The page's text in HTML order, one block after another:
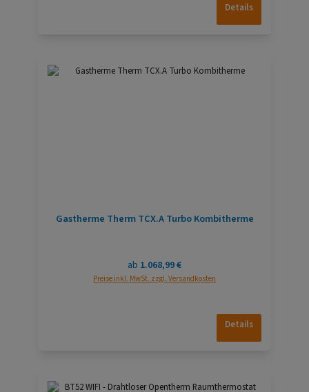
Details
Gastherme Therm TCX.A Turbo Kombitherme
Regulärer Preis:
ab 1.068,99 €
Preise inkl. MwSt. zzgl. Versandkosten
Details